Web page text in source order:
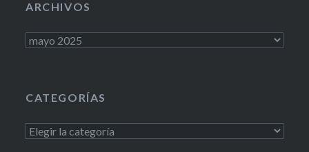
ARCHIVOS
Archivos
CATEGORÍAS
Categorías